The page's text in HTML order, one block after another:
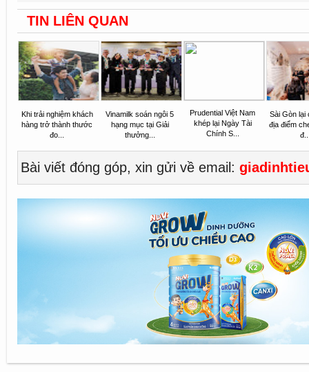
TIN LIÊN QUAN
Khi trải nghiệm khách
hàng trở thành thước
đo...
Vinamilk soán ngôi 5
hạng mục tại Giải
thưởng...
Prudential Việt Nam
khép lại Ngày Tài
Chính S...
Sài Gòn lại
địa điểm
Bài viết đóng góp, xin gửi về email: